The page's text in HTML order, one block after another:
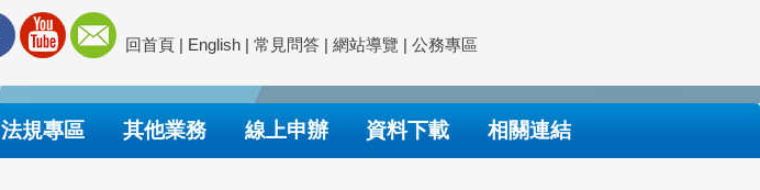
回首頁 | English | 常見問答 | 網站導覽 | 公務專區
法規專區 其他業務 線上申辦 資料下載 相關連結